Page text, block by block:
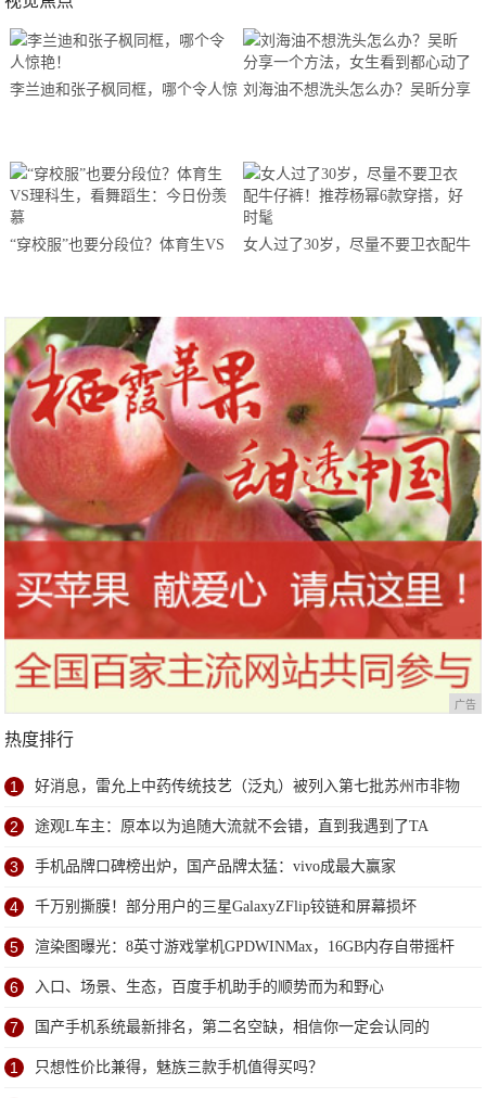
李兰迪和张子枫同框，哪个令人惊 刘海油不想洗头怎么办？吴昕分享
“穿校服”也要分段位？体育生VS
女人过了30岁，尽量不要卫衣配牛
广告
热度排行
1 好消息，雷允上中药传统技艺（泛丸）被列入第七批苏州市非物
质文化遗产代表性项目名录
2 途观L车主：原本以为追随大流就不会错，直到我遇到了TA
3 手机品牌口碑榜出炉，国产品牌太猛：vivo成最大赢家
4 千万别撕膜！部分用户的三星GalaxyZFlip铰链和屏幕损坏
5 渲染图曝光：8英寸游戏掌机GPDWINMax，16GB内存自带摇杆
6 入口、场景、生态，百度手机助手的顺势而为和野心
7 国产手机系统最新排名，第二名空缺，相信你一定会认同的
1 只想性价比兼得，魅族三款手机值得买吗？